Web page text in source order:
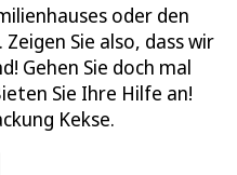
oder den
Sie also, dass wir
Gehen Sie doch mal
Sie Ihre Hilfe an!
Kekse.